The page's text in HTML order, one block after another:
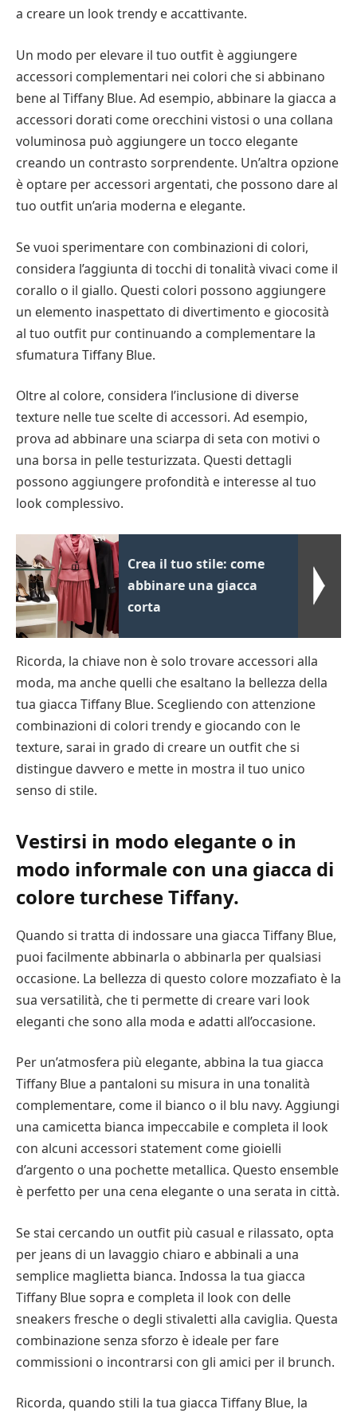
a creare un look trendy e accattivante.
Un modo per elevare il tuo outfit è aggiungere
accessori complementari nei colori che si abbinano
bene al Tiffany Blue. Ad esempio, abbinare la giacca a
accessori dorati come orecchini vistosi o una collana
voluminosa può aggiungere un tocco elegante
creando un contrasto sorprendente. Un’altra opzione
è optare per accessori argentati, che possono dare al
tuo outfit un’aria moderna e elegante.
Se vuoi sperimentare con combinazioni di colori,
considera l’aggiunta di tocchi di tonalità vivaci come il
corallo o il giallo. Questi colori possono aggiungere
un elemento inaspettato di divertimento e giocosità
al tuo outfit pur continuando a complementare la
sfumatura Tiffany Blue.
Oltre al colore, considera l’inclusione di diverse
texture nelle tue scelte di accessori. Ad esempio,
prova ad abbinare una sciarpa di seta con motivi o
una borsa in pelle testurizzata. Questi dettagli
possono aggiungere profondità e interesse al tuo
look complessivo.
Crea il tuo stile: come
abbinare una giacca
corta
Ricorda, la chiave non è solo trovare accessori alla
moda, ma anche quelli che esaltano la bellezza della
tua giacca Tiffany Blue. Scegliendo con attenzione
combinazioni di colori trendy e giocando con le
texture, sarai in grado di creare un outfit che si
distingue davvero e mette in mostra il tuo unico
senso di stile.
Vestirsi in modo elegante o in
modo informale con una giacca di
colore turchese Tiffany.
Quando si tratta di indossare una giacca Tiffany Blue,
puoi facilmente abbinarla o abbinarla per qualsiasi
occasione. La bellezza di questo colore mozzafiato è la
sua versatilità, che ti permette di creare vari look
eleganti che sono alla moda e adatti all’occasione.
Per un’atmosfera più elegante, abbina la tua giacca
Tiffany Blue a pantaloni su misura in una tonalità
complementare, come il bianco o il blu navy. Aggiungi
una camicetta bianca impeccabile e completa il look
con alcuni accessori statement come gioielli
d’argento o una pochette metallica. Questo ensemble
è perfetto per una cena elegante o una serata in città.
Se stai cercando un outfit più casual e rilassato, opta
per jeans di un lavaggio chiaro e abbinali a una
semplice maglietta bianca. Indossa la tua giacca
Tiffany Blue sopra e completa il look con delle
sneakers fresche o degli stivaletti alla caviglia. Questa
combinazione senza sforzo è ideale per fare
commissioni o incontrarsi con gli amici per il brunch.
Ricorda, quando stili la tua giacca Tiffany Blue, la